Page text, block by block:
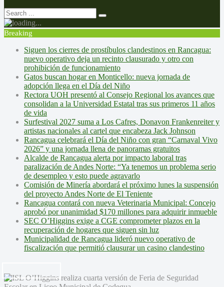
Breaking
Siguen los cierres de prostíbulos clandestinos en Rancagua:
nuevo operativo deja un recinto clausurado y otro con
prohibición de funcionamiento
Gatos buscan hogar en Monticello: nueva jornada de
adopción llega en el Día del Niño
Rectora UOH presentó al Consejo Regional los avances que
consolidan a la Universidad Estatal tras sus primeros 11 años
de vida
Surfestival 2027 suma a Los Cafres, Donavon Frankenreiter y
artistas nacionales al cartel que encabeza Jack Johnson
Rancagua celebrará el Día del Niño con gran “Carnaval Vivo
2026” y una jornada llena de panoramas gratuitos
Alcalde de Rancagua alerta por impacto laboral tras
paralización de Andes Norte: “Ya tenemos un problema serio
de desempleo y esto puede agravarlo
Comisión de Minería abordará el próximo lunes la suspensión
del proyecto Andes Norte de El Teniente
Rancagua contará con nueva Veterinaria Municipal: Concejo
aprobó por unanimidad $170 millones para adquirir inmueble
SEC O’Higgins exige a CGE comprometer plazos en la
recuperación de hogares que siguen sin luz
Municipalidad de Rancagua lideró nuevo operativo de
fiscalización que permitió clausurar un casino clandestino